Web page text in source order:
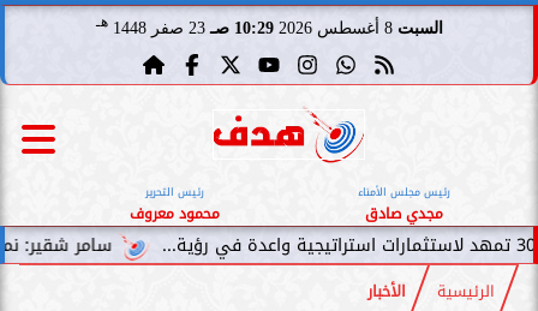
السبت 8 أغسطس 2026 10:29 صـ 23 صفر 1448 هـ
رئيس مجلس الأمناء
مجدي صادق
رئيس التحرير
محمود معروف
سامر شقير: نمو صناديق
الرئيسية الأخبار